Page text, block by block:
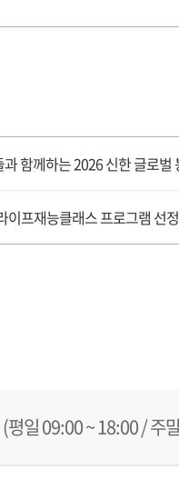
함께하는 2026 신한 글로벌
이프재능클래스 프로그램 선
(평일 09:00 ~ 18:00 / 주